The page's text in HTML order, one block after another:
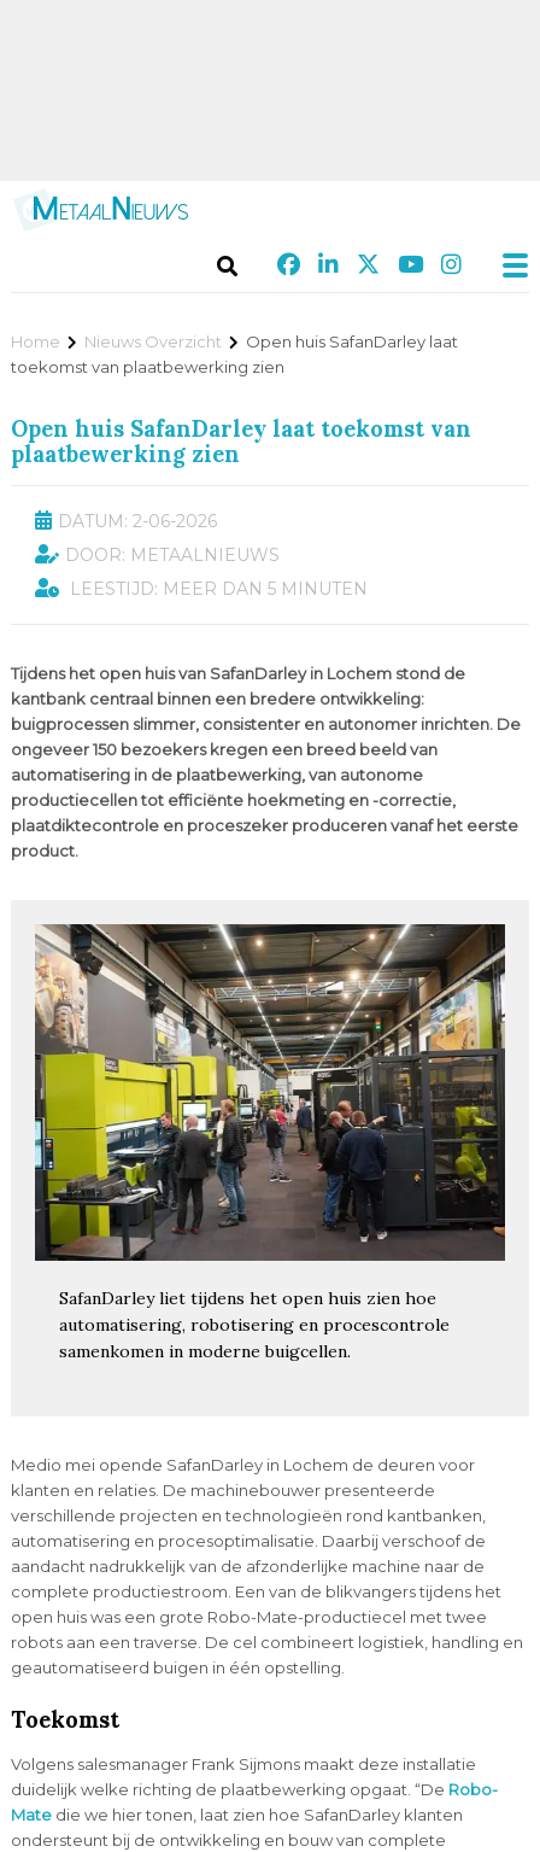
Home Nieuws Overzicht
Open huis SafanDarley laat
toekomst van plaatbewerking zien
Open huis SafanDarley laat toekomst van
plaatbewerking zien
DATUM: 2-06-2026
DOOR: METAALNIEUWS
LEESTIJD: MEER DAN 5 MINUTEN
Tijdens het open huis van SafanDarley in Lochem stond de
kantbank centraal binnen een bredere ontwikkeling:
buigprocessen slimmer, consistenter en autonomer inrichten. De
ongeveer 150 bezoekers kregen een breed beeld van
automatisering in de plaatbewerking, van autonome
productiecellen tot efficiënte hoekmeting en -correctie,
plaatdiktecontrole en proceszeker produceren vanaf het eerste
product.
SafanDarley liet tijdens het open huis zien hoe
automatisering, robotisering en procescontrole
samenkomen in moderne buigcellen.
Medio mei opende SafanDarley in Lochem de deuren voor
klanten en relaties. De machinebouwer presenteerde
verschillende projecten en technologieën rond kantbanken,
automatisering en procesoptimalisatie. Daarbij verschoof de
aandacht nadrukkelijk van de afzonderlijke machine naar de
complete productiestroom. Een van de blikvangers tijdens het
open huis was een grote Robo-Mate-productiecel met twee
robots aan een traverse. De cel combineert logistiek, handling en
geautomatiseerd buigen in één opstelling.
Toekomst
Volgens salesmanager Frank Sijmons maakt deze installatie
duidelijk welke richting de plaatbewerking opgaat. “De Robo-
Matedie we hier tonen, laat zien hoe SafanDarley klanten
ondersteunt bij de ontwikkeling en bouw van complete